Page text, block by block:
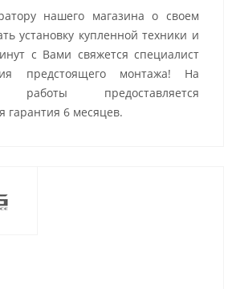
нашего магазина о своем
установку купленной техники и
с Вами свяжется специалист
предстоящего монтажа! На
работы предоставляется
гарантия 6 месяцев.